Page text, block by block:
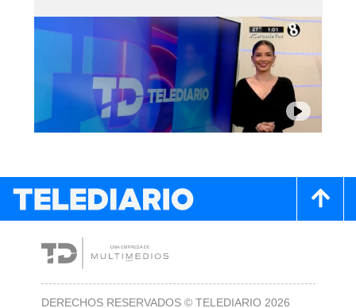
DERECHOS RESERVADOS © TELEDIARIO 2026